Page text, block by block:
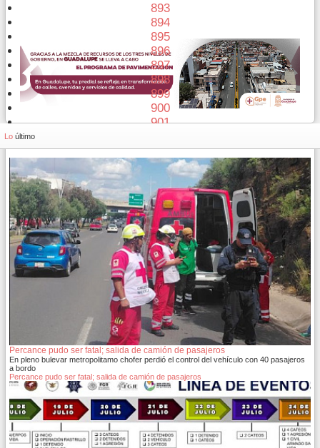
893
894
895
896
897
898
899
900
901
Lo último
Percance pudo ser fatal; salida de camión de pasajeros
En pleno bulevar metropolitamo chofer perdió el control del vehículo con 40 pasajeros
a bordo
Percance pudo ser fatal; salida de camión de pasajeros